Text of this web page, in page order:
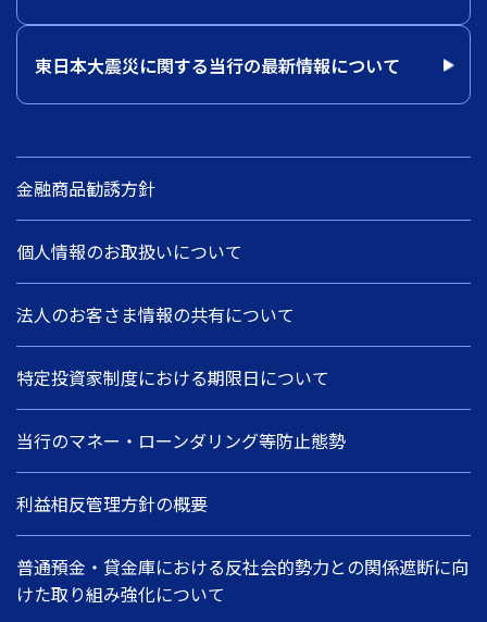
東日本大震災に関する当行の最新情報について
金融商品勧誘方針
個人情報のお取扱いについて
法人のお客さま情報の共有について
特定投資家制度における期限日について
当行のマネー・ローンダリング等防止態勢
利益相反管理方針の概要
普通預金・貸金庫における反社会的勢力との関係遮断に向
けた取り組み強化について